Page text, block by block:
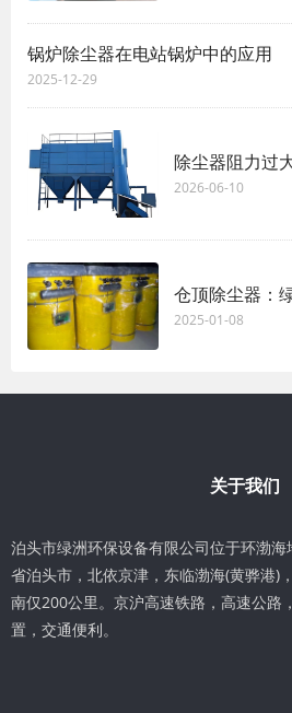
锅炉除尘器在电站锅炉中的应用
2025-12-29
除尘器阻力过
2026-06-10
仓顶除尘器：
2025-01-08
关于我们
泊头市绿洲环保设备有限公司位于环渤
省泊头市，北依京津，东临渤海(黄骅港)
南仅200公里。京沪高速铁路，高速公路
置，交通便利。